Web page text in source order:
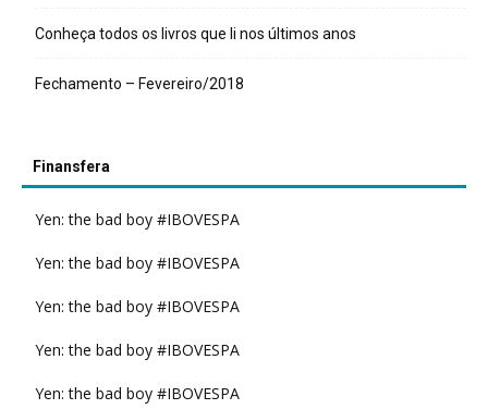
Conheça todos os livros que li nos últimos anos
Fechamento – Fevereiro/2018
Finansfera
Yen: the bad boy #IBOVESPA
Yen: the bad boy #IBOVESPA
Yen: the bad boy #IBOVESPA
Yen: the bad boy #IBOVESPA
Yen: the bad boy #IBOVESPA